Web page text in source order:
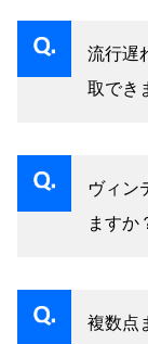
流行遅
取でき
ヴィン
ますか
複数点